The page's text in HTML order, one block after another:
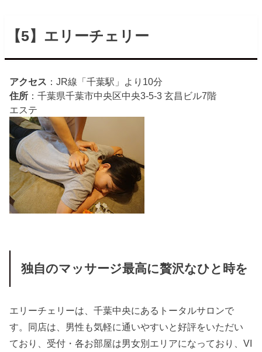
【5】エリーチェリー
アクセス ：JR線「千葉駅」より10分
住所 ：千葉県千葉市中央区中央3-5-3 玄昌ビル7階
エステ
独自のマッサージ最高に贅沢なひと時を
エリーチェリーは、千葉中央にあるトータルサロンで
す。同店は、男性も気軽に通いやすいと好評をいただい
ており、受付・各お部屋は男女別エリアになっており、VI